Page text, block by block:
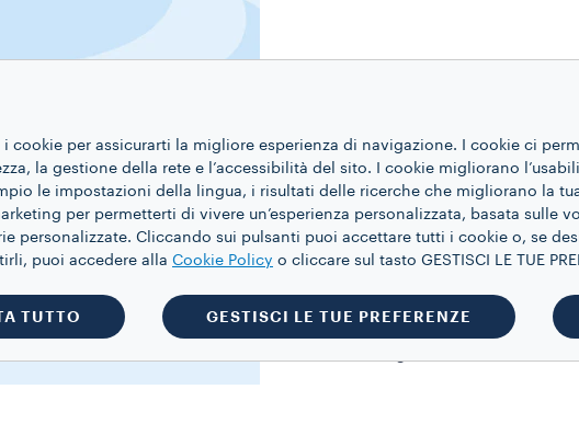
Profilo e tostatura
Così è Bevanda al
Dal gusto unico e
Note aromatiche
cookie per assicurarti la migliore esperienza di navigazione. I cookie ci
la gestione della rete e l’accessibilità del sito. I cookie migliorano
le impostazioni della lingua, i risultati delle ricerche che migliorano la
per permetterti di vivere un’esperienza personalizzata, basata sulle
personalizzate. Cliccando sui pulsanti puoi accettare tutti i cookie o, se
puoi accedere alla Cookie Policy o cliccare sul tasto GESTISCI LE TUE
TUTTO GESTISCI LE TUE PREFERENZE